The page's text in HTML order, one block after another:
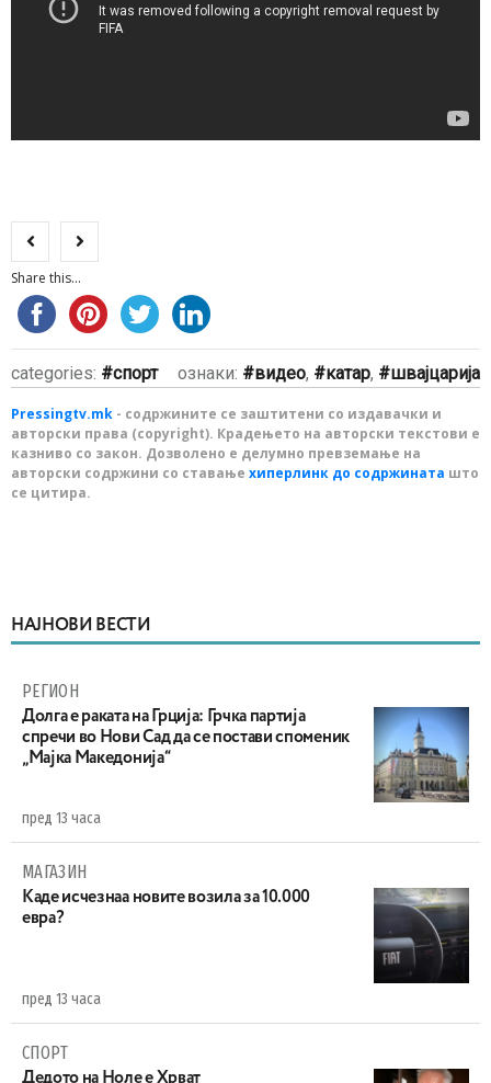
Share this...
categories: спорт ознаки: видео, катар, швајцарија
Pressingtv.mk - содржините се заштитени со издавачки и
авторски права (copyright). Крадењето на авторски текстови е
казниво со закон. Дозволено е делумно превземање на
авторски содржини со ставање хиперлинк до содржината што
се цитира.
НАЈНОВИ ВЕСТИ
РЕГИОН
Долга е раката на Грција: Грчка партија
спречи во Нови Сад да се постави споменик
„Мајка Македонија“
пред 13 часа
МАГАЗИН
Каде исчезнаа новите возила за 10.000
евра?
пред 13 часа
СПОРТ
Дедото на Ноле е Хрват